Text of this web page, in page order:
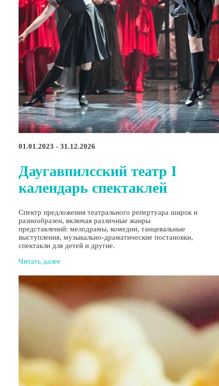
01.01.2023 - 31.12.2026
Даугавпилсский театр I
календарь спектаклей
Спектр предложения театрального репертуара широк и
разнообразен, включая различные жанры
представлений: мелодрамы, комедии, танцевальные
выступления, музыкально-драматические постановки,
спектакли для детей и другие.
Читать далее